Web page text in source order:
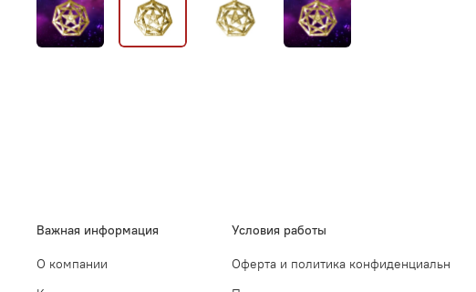
Важная информация
О компании
Условия работы
Оферта и политика конфиденциальн